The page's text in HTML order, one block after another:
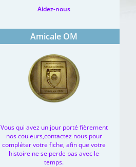
Aidez-nous
Amicale OM
Vous qui avez un jour porté fièrement
nos couleurs,contactez nous pour
compléter votre fiche, afin que votre
histoire ne se perde pas avec le
temps.